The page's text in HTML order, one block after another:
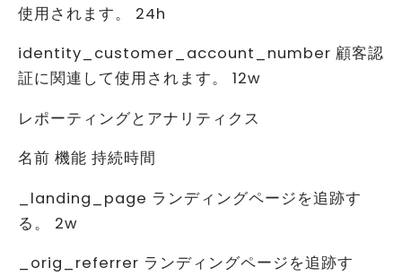
使用されます。 24h
identity_customer_account_number 顧客認
証に関連して使用されます。 12w
レポーティングとアナリティクス
名前 機能 持続時間
_landing_page ランディングページを追跡す
る。 2w
_orig_referrer ランディングページを追跡す